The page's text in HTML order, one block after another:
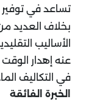
تساعد في
بخلاف العديد
الأساليب
عنه إهدار
في التكاليف
الخبرة الفائقة